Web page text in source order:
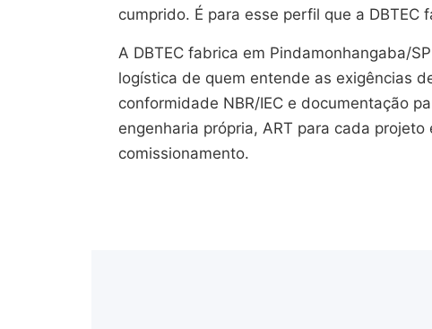
cumprido. É para esse perfil que a DBTEC
A DBTEC fabrica em Pindamonhangaba/
logística de quem entende as exigências
conformidade NBR/IEC e documentação
engenharia própria, ART para cada
comissionamento.